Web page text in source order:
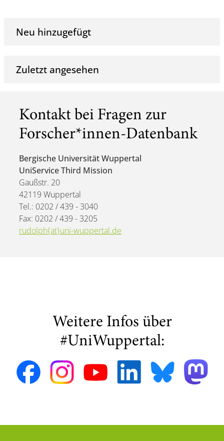
Neu hinzugefügt
Zuletzt angesehen
Kontakt bei Fragen zur
Forscher*innen-Datenbank
Bergische Universität Wuppertal
UniService Third Mission
Gaußstr. 20
42119 Wuppertal
Tel.: 0202 / 439 - 3040
Fax: 0202 / 439 - 3205
rudolph{at}uni-wuppertal.de
Weitere Infos über
#UniWuppertal: